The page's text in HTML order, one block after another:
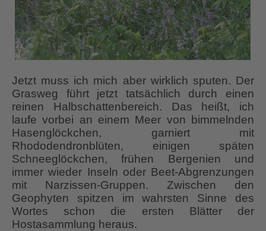
Jetzt muss ich mich aber wirklich sputen. Der
Grasweg führt jetzt tatsächlich durch einen
reinen Halbschattenbereich. Das heißt, ich
laufe vorbei an einem Meer von bimmelnden
Hasenglöckchen, garniert mit
Rhododendronblüten, einigen späten
Schneeglöckchen, frühen Bergenien und
immer wieder Inseln oder Beet-Abgrenzungen
mit Narzissen-Gruppen. Zwischen den
Geophyten spitzen im wahrsten Sinne des
Wortes schon die ersten Blätter der
Hostasammlung heraus.